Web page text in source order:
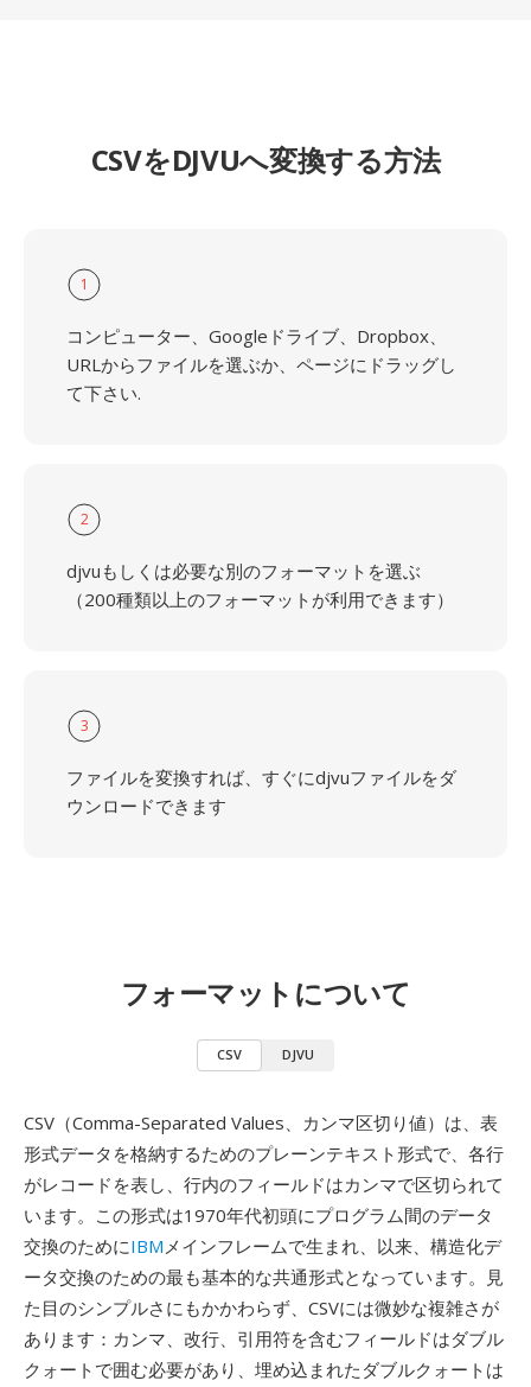
CSVをDJVUへ変換する方法
1
コンピューター、Googleドライブ、Dropbox、
URLからファイルを選ぶか、ページにドラッグし
て下さい.
2
djvuもしくは必要な別のフォーマットを選ぶ
（200種類以上のフォーマットが利用できます）
3
ファイルを変換すれば、すぐにdjvuファイルをダ
ウンロードできます
フォーマットについて
CSV DJVU
CSV（Comma-Separated Values、カンマ区切り値）は、表
形式データを格納するためのプレーンテキスト形式で、各行
がレコードを表し、行内のフィールドはカンマで区切られて
います。この形式は1970年代初頭にプログラム間のデータ
交換のためにIBMメインフレームで生まれ、以来、構造化デ
ータ交換のための最も基本的な共通形式となっています。見
た目のシンプルさにもかかわらず、CSVには微妙な複雑さが
あります：カンマ、改行、引用符を含むフィールドはダブル
クォートで囲む必要があり、埋め込まれたダブルクォートは